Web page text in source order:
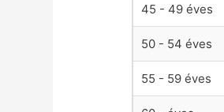
45 - 49 éves
50 - 54 éves
55 - 59 éves